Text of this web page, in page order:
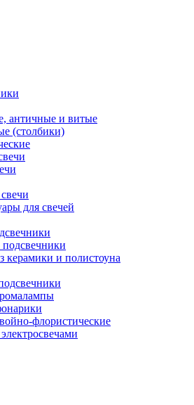
античные и витые
(столбики)
для свечей
керамики и полистоуна
флористические